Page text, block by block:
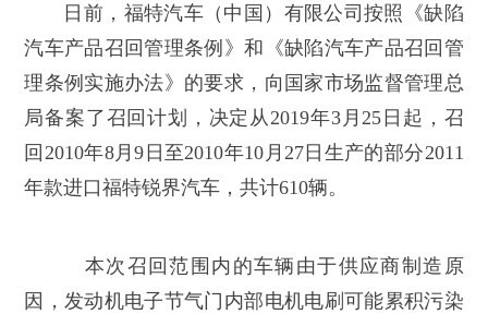
日前，福特汽车（中国）有限公司按照《缺陷
汽车产品召回管理条例》和《缺陷汽车产品召回管
理条例实施办法》的要求，向国家市场监督管理总
局备案了召回计划，决定从2019年3月25日起，召
回2010年8月9日至2010年10月27日生产的部分2011
年款进口福特锐界汽车，共计610辆。
本次召回范围内的车辆由于供应商制造原
因，发动机电子节气门内部电机电刷可能累积污染